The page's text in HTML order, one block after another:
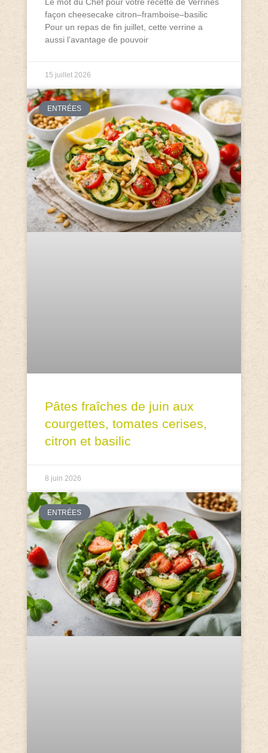
façon cheesecake citron–framboise–basilic
Pour un repas de fin juillet, cette verrine a
aussi l’avantage de pouvoir
15 juillet 2026
ENTRÉES
Pâtes fraîches de juin aux
courgettes, tomates cerises,
citron et basilic
8 juin 2026
ENTRÉES